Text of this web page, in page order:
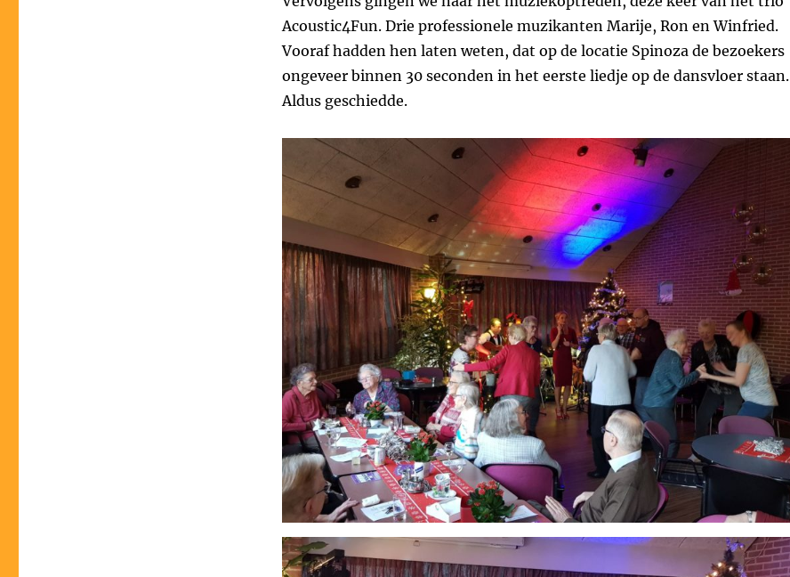
Acoustic4Fun. Drie professionele muzikanten Marije, Ron en Winfried.
Vooraf hadden hen laten weten, dat op de locatie Spinoza de bezoekers
ongeveer binnen 30 seconden in het eerste liedje op de dansvloer staan.
Aldus geschiedde.